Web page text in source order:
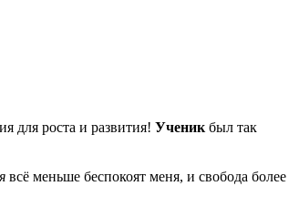
для роста и развития! Ученик был так
всё меньше беспокоят меня, и свобода более